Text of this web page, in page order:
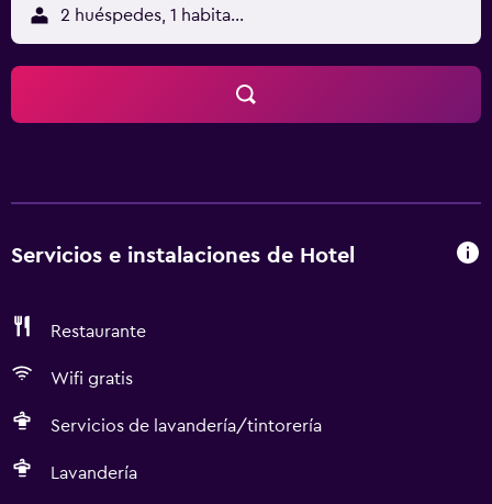
2 huéspedes, 1 habitación
Servicios e instalaciones de Hotel
Restaurante
Wifi gratis
Servicios de lavandería/tintorería
Lavandería